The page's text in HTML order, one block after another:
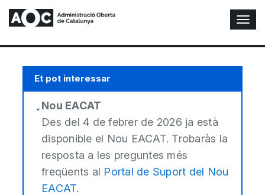
A
l
t
Et pot interessar
Nou EACAT
Des del 4 de febrer de 2026 ja està
disponible el Nou EACAT. Trobaràs la
resposta a les preguntes més
freqüents al Portal de Suport del Nou
EACAT.